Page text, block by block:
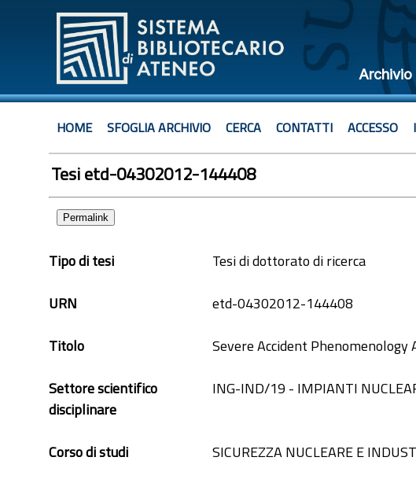
Archivio
HOME SFOGLIA ARCHIVIO CERCA CONTATTI ACCESSO
Tesi etd-04302012-144408
Permalink
Tipo di tesi
Tesi di dottorato di ricerca
URN
etd-04302012-144408
Titolo
Severe Accident Phenomenology
Settore scientifico
disciplinare
ING-IND/19 - IMPIANTI
Corso di studi
SICUREZZA NUCLEARE E